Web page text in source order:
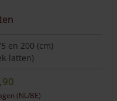
en 200 (cm)
latten)
(NL/BE)